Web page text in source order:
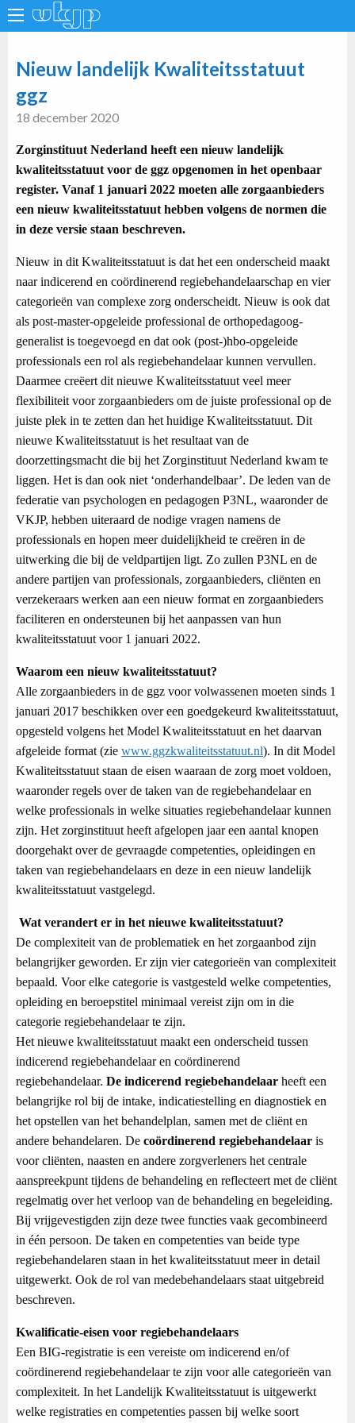
Nieuw landelijk Kwaliteitsstatuut
ggz
18 december 2020
Zorginstituut Nederland heeft een nieuw landelijk
kwaliteitsstatuut voor de ggz opgenomen in het openbaar
register. Vanaf 1 januari 2022 moeten alle zorgaanbieders
een nieuw kwaliteitsstatuut hebben volgens de normen die
in deze versie staan beschreven.
Nieuw in dit Kwaliteitsstatuut is dat het een onderscheid maakt
naar indicerend en coördinerend regiebehandelaarschap en vier
categorieën van complexe zorg onderscheidt. Nieuw is ook dat
als post-master-opgeleide professional de orthopedagoog-
generalist is toegevoegd en dat ook (post-)hbo-opgeleide
professionals een rol als regiebehandelaar kunnen vervullen.
Daarmee creëert dit nieuwe Kwaliteitsstatuut veel meer
flexibiliteit voor zorgaanbieders om de juiste professional op de
juiste plek in te zetten dan het huidige Kwaliteitsstatuut. Dit
nieuwe Kwaliteitsstatuut is het resultaat van de
doorzettingsmacht die bij het Zorginstituut Nederland kwam te
liggen. Het is dan ook niet ‘onderhandelbaar’. De leden van de
federatie van psychologen en pedagogen P3NL, waaronder de
VKJP, hebben uiteraard de nodige vragen namens de
professionals en hopen meer duidelijkheid te creëren in de
uitwerking die bij de veldpartijen ligt. Zo zullen P3NL en de
andere partijen van professionals, zorgaanbieders, cliënten en
verzekeraars werken aan een nieuw format en zorgaanbieders
faciliteren en ondersteunen bij het aanpassen van hun
kwaliteitsstatuut voor 1 januari 2022.
Waarom een nieuw kwaliteitsstatuut?
Alle zorgaanbieders in de ggz voor volwassenen moeten sinds 1
januari 2017 beschikken over een goedgekeurd kwaliteitsstatuut,
opgesteld volgens het Model Kwaliteitsstatuut en het daarvan
afgeleide format (zie www.ggzkwaliteitsstatuut.nl). In dit Model
Kwaliteitsstatuut staan de eisen waaraan de zorg moet voldoen,
waaronder regels over de taken van de regiebehandelaar en
welke professionals in welke situaties regiebehandelaar kunnen
zijn. Het zorginstituut heeft afgelopen jaar een aantal knopen
doorgehakt over de gevraagde competenties, opleidingen en
taken van regiebehandelaars en deze in een nieuw landelijk
kwaliteitsstatuut vastgelegd.
Wat verandert er in het nieuwe kwaliteitsstatuut?
De complexiteit van de problematiek en het zorgaanbod zijn
belangrijker geworden. Er zijn vier categorieën van complexiteit
bepaald. Voor elke categorie is vastgesteld welke competenties,
opleiding en beroepstitel minimaal vereist zijn om in die
categorie regiebehandelaar te zijn.
Het nieuwe kwaliteitsstatuut maakt een onderscheid tussen
indicerend regiebehandelaar en coördinerend
regiebehandelaar. De indicerend regiebehandelaar heeft een
belangrijke rol bij de intake, indicatiestelling en diagnostiek en
het opstellen van het behandelplan, samen met de cliënt en
andere behandelaren. De coördinerend regiebehandelaar is
voor cliënten, naasten en andere zorgverleners het centrale
aanspreekpunt tijdens de behandeling en reflecteert met de cliënt
regelmatig over het verloop van de behandeling en begeleiding.
Bij vrijgevestigden zijn deze twee functies vaak gecombineerd
in één persoon. De taken en competenties van beide type
regiebehandelaren staan in het kwaliteitsstatuut meer in detail
uitgewerkt. Ook de rol van medebehandelaars staat uitgebreid
beschreven.
Kwalificatie-eisen voor regiebehandelaars
Een BIG-registratie is een vereiste om indicerend en/of
coördinerend regiebehandelaar te zijn voor alle categorieën van
complexiteit. In het Landelijk Kwaliteitsstatuut is uitgewerkt
welke registraties en competenties passen bij welke soort